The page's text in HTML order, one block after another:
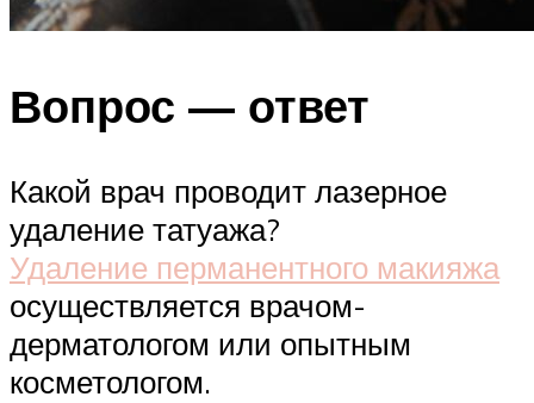
Вопрос — ответ
Какой врач проводит лазерное
удаление татуажа?
Удаление перманентного макияжа
осуществляется врачом-
дерматологом или опытным
косметологом.